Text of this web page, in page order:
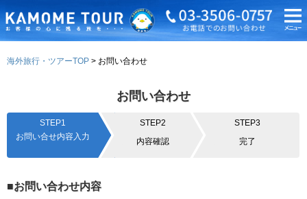
海外旅行・ツアーTOP お問い合わせ
お問い合わせ
STEP1
お問い合せ内容入力
STEP2
内容確認
STEP3
完了
■お問い合わせ内容